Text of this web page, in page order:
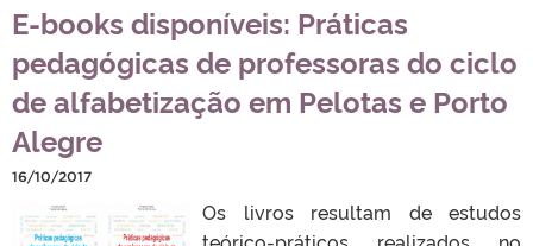
E-books disponíveis: Práticas
pedagógicas de professoras do ciclo
de alfabetização em Pelotas e Porto
Alegre
16/10/2017
Os livros resultam de estudos
teórico-práticos realizados no